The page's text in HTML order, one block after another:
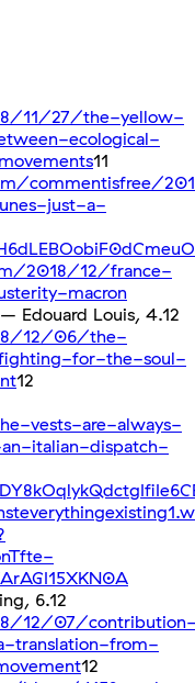
11/27/the-yellow-
ecological-
11
commentisfree/
just-a-
2018/12/france-
macron
Edouard Louis, 4.12
12/06/the-
for-the-soul-
12
vests-are-always-
italian-dispatch-
6.12
12/07/
translation-from-
12